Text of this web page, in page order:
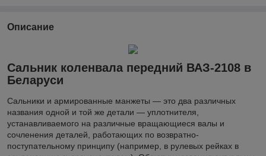
Описание
Сальник коленвала передний ВАЗ-2108 в
Беларуси
Сальники и армированные манжеты — это два различных
названия одной и той же детали — уплотнителя,
устанавливаемого на различные вращающиеся валы и
сочленения деталей, работающих по возвратно-
поступательному принципу (например, в рулевых рейках в